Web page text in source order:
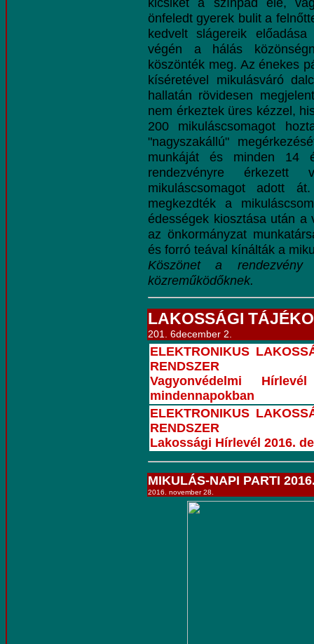
önfeledt gyerek bulit a
kedvelt slágereik
végén a hálás
köszönték meg. Az énekes
kíséretével mikulásváró
hallatán rövidesen
nem érkeztek üres kézzel,
200 mikuláscsomagot
"nagyszakállú"
munkáját és minden 14
rendezvényre érkezett
mikuláscsomagot adott
megkezdték a
édességek kiosztása után a
az önkormányzat
és forró teával kínálták a
Köszönet a rendezvény
közreműködőknek.
LAKOSSÁGI
201. 6december 2.
ELEKTRONIKUS
RENDSZER
Vagyonvédelmi
mindennapokban
ELEKTRONIKUS
RENDSZER
Lakossági Hírlevél 2016.
MIKULÁS-NAPI PARTI
2016. november 28.